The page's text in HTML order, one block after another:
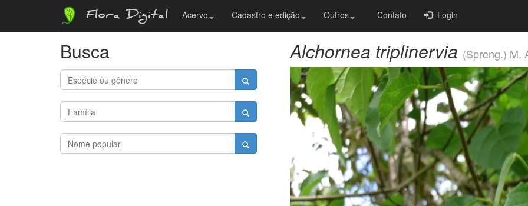
Flora Digital Acervo Cadastro e edição Outros Contato Login
Busca Alchornea triplinervia (Spreng.) M.